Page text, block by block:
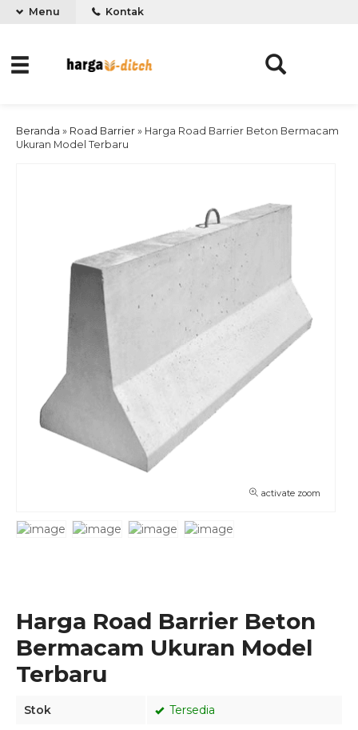
Menu Kontak
Beranda » Road Barrier » Harga Road Barrier Beton Bermacam
Ukuran Model Terbaru
activate zoom
Harga Road Barrier Beton
Bermacam Ukuran Model
Terbaru
Stok
Tersedia